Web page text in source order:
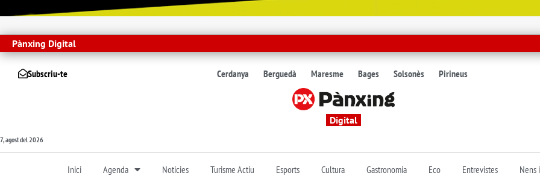
Pànxing Digital
Subscriu-te Cerdanya Berguedà Maresme Bages Solsonès Pirineus
Digital
7, agost del 2026
Inici Agenda Noticies Turisme Actiu Esports Cultura Gastronomia Eco Entrevistes Nens